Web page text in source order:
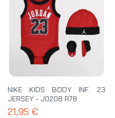
NIKE KIDS BODY INF. 23
JERSEY - J0208 R78
21,95 €